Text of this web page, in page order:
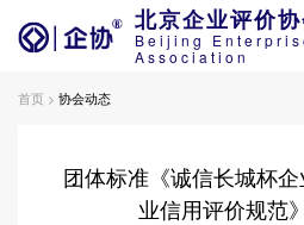
北京企业评价
Beijing
Association
首页 > 协会动态
团体标准《诚信长城杯
业信用评价规范